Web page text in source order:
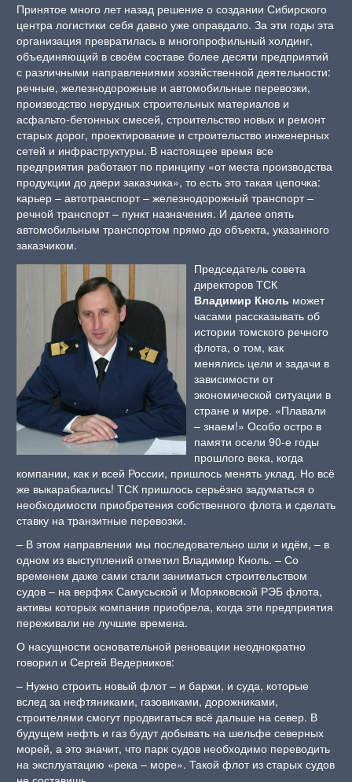
Принятое много лет назад решение о создании Сибирского
центра логистики себя давно уже оправдало. За эти годы эта
организация превратилась в многопрофильный холдинг,
объединяющий в своём составе более десяти предприятий
с различными направлениями хозяйственной деятельности:
речные, железнодорожные и автомобильные перевозки,
производство нерудных строительных материалов и
асфальто-бетонных смесей, строительство новых и ремонт
старых дорог, проектирование и строительство инженерных
сетей и инфраструктуры. В настоящее время все
предприятия работают по принципу «от места производства
продукции до двери заказчика», то есть это такая цепочка:
карьер – автотранспорт – железнодорожный транспорт –
речной транспорт – пункт назначения. И далее опять
автомобильным транспортом прямо до объекта, указанного
заказчиком.
Председатель совета
директоров ТСК
Владимир Кноль может
часами рассказывать об
истории томского речного
флота, о том, как
менялись цели и задачи в
зависимости от
экономической ситуации в
стране и мире. «Плавали
– знаем!» Особо остро в
памяти осели 90-е годы
прошлого века, когда
компании, как и всей России, пришлось менять уклад. Но всё
же выкарабкались! ТСК пришлось серьёзно задуматься о
необходимости приобретения собственного флота и сделать
ставку на транзитные перевозки.
– В этом направлении мы последовательно шли и идём, – в
одном из выступлений отметил Владимир Кноль. – Со
временем даже сами стали заниматься строительством
судов – на верфях Самусьской и Моряковской РЭБ флота,
активы которых компания приобрела, когда эти предприятия
переживали не лучшие времена.
О насущности основательной реновации неоднократно
говорил и Сергей Ведерников:
– Нужно строить новый флот – и баржи, и суда, которые
вслед за нефтяниками, газовиками, дорожниками,
строителями смогут продвигаться всё дальше на север. В
будущем нефть и газ будут добывать на шельфе северных
морей, а это значит, что парк судов необходимо переводить
на эксплуатацию «река – море». Такой флот из старых судов